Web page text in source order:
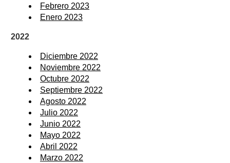
Febrero 2023
Enero 2023
2022
Diciembre 2022
Noviembre 2022
Octubre 2022
Septiembre 2022
Agosto 2022
Julio 2022
Junio 2022
Mayo 2022
Abril 2022
Marzo 2022